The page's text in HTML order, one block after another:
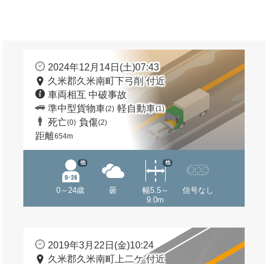
2024年12月14日(土)07:43
久米郡久米南町下弓削 付近
車両相互 中破事故
準中型貨物車(2) 軽自動車(1)
死亡(0) 負傷(2)
距離654m
0～24歳
他
曇
幅5.5～
9.0m
他
信号なし
2019年3月22日(金)10:24
久米郡久米南町上二ケ 付近